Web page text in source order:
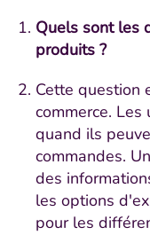
Quels sont les
produits ?
Cette question
commerce.
quand ils
commandes.
des
les options
pour les